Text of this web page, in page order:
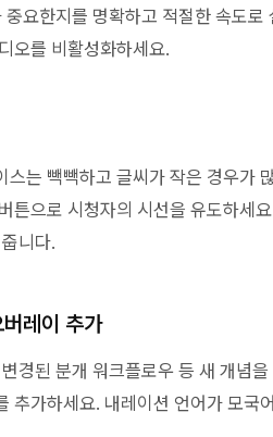
중요한지를 명확하고 적절한 속도
오를 비활성화하세요.
스는 빽빽하고 글씨가 작은 경우가
튼으로 시청자의 시선을 유도하세
니다.
레이 추가
경된 분개 워크플로우 등 새 개념
추가하세요. 내레이션 언어가 모국